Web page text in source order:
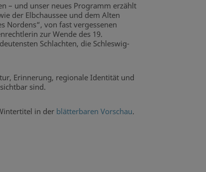
– und unser neues Programm erzählt
der Elbchaussee und dem Alten
Nordens“, von fast vergessenen
zur Wende des 19.
Schlachten, die Schleswig-
Erinnerung, regionale Identität und
sind.
in der blätterbaren Vorschau.